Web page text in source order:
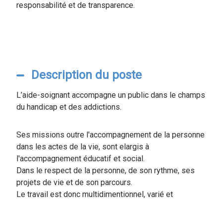
responsabilité et de transparence.
Description du poste
L’aide-soignant accompagne un public dans le champs
du handicap et des addictions.
Ses missions outre l'accompagnement de la personne
dans les actes de la vie, sont elargis à
l'accompagnement éducatif et social.
Dans le respect de la personne, de son rythme, ses
projets de vie et de son parcours.
Le travail est donc multidimentionnel, varié et